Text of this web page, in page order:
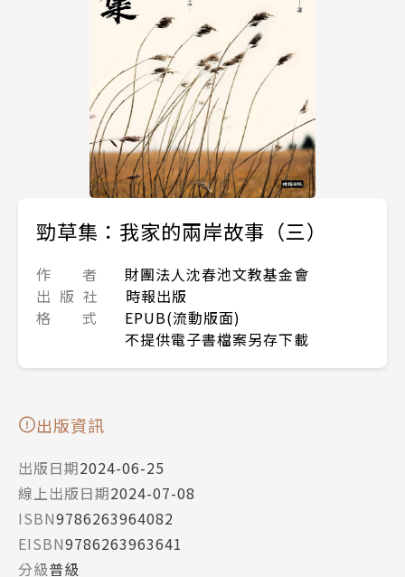
勁草集：我家的兩岸故事（三）
作 者
財團法人沈春池文教基金會
出 版 社
時報出版
格 式
EPUB(流動版面)
不提供電子書檔案另存下載
出版資訊
出版日期2024-06-25
線上出版日期2024-07-08
ISBN9786263964082
EISBN9786263963641
分級普級